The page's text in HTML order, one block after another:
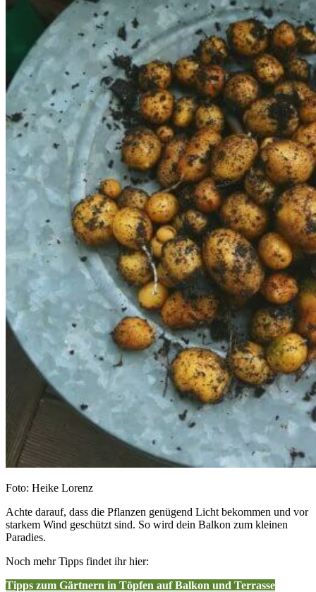
Foto: Heike Lorenz
Achte darauf, dass die Pflanzen genügend Licht bekommen und vor
starkem Wind geschützt sind. So wird dein Balkon zum kleinen
Paradies.
Noch mehr Tipps findet ihr hier:
Tipps zum Gärtnern in Töpfen auf Balkon und Terrasse